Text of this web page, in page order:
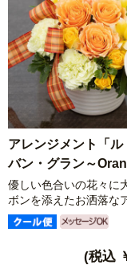
アレンジメント「ル
バン・グラン～
優しい色合いの花々に
ボンを添えたお洒落な
(税込